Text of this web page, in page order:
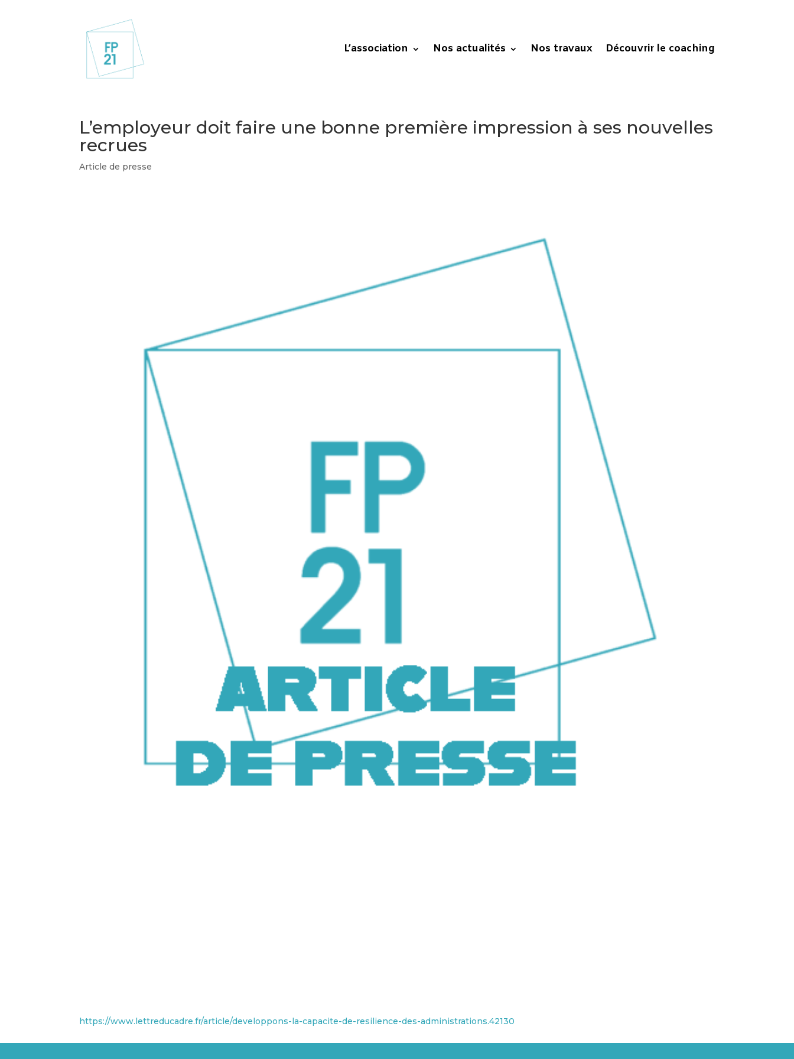
L’association Nos actualités Nos travaux Découvrir le coaching
L’employeur doit faire une bonne première impression à ses nouvelles
recrues
Article de presse
https://www.lettreducadre.fr/article/developpons-la-capacite-de-resilience-des-administrations.42130